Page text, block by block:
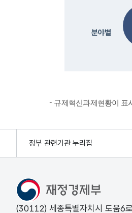
규제혁신과제현황이 표
정부 관련기관 누리집
(30112) 세종특별자치시 도움6